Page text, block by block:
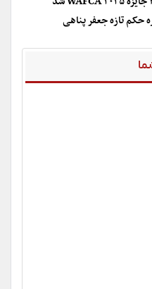
حکم تازه جعفر پناهی